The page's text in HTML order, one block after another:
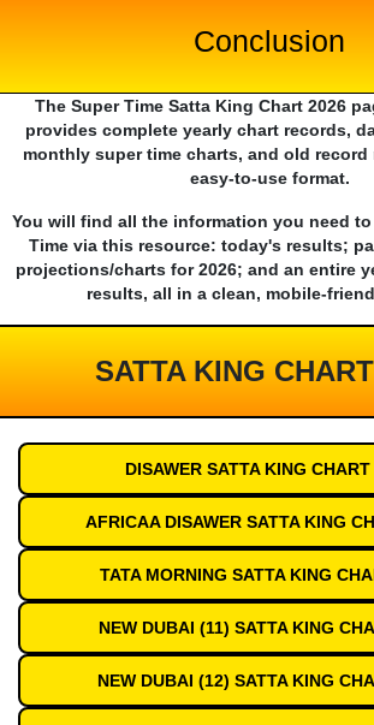
Conclusion
The Super Time Satta King Chart 2026
provides complete yearly chart records,
monthly super time charts, and old record
easy-to-use format.
You will find all the information you need
Time via this resource: today's results;
projections/charts for 2026; and an entire
results, all in a clean, mobile-
SATTA KING
DISAWER SATTA KING
AFRICAA DISAWER SATTA KING
TATA MORNING SATTA KING
NEW DUBAI (11) SATTA KING
NEW DUBAI (12) SATTA KING